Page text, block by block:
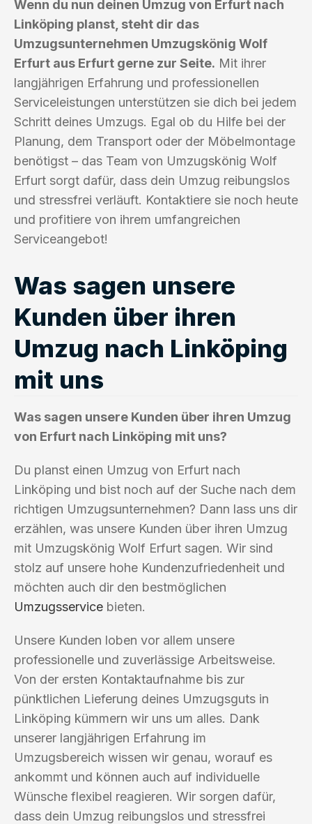
Wenn du nun deinen Umzug von Erfurt nach
Linköping planst, steht dir das
Umzugsunternehmen Umzugskönig Wolf
Erfurt aus Erfurt gerne zur Seite. Mit ihrer
langjährigen Erfahrung und professionellen
Serviceleistungen unterstützen sie dich bei jedem
Schritt deines Umzugs. Egal ob du Hilfe bei der
Planung, dem Transport oder der Möbelmontage
benötigst – das Team von Umzugskönig Wolf
Erfurt sorgt dafür, dass dein Umzug reibungslos
und stressfrei verläuft. Kontaktiere sie noch heute
und profitiere von ihrem umfangreichen
Serviceangebot!
Was sagen unsere
Kunden über ihren
Umzug nach Linköping
mit uns
Was sagen unsere Kunden über ihren Umzug
von Erfurt nach Linköping mit uns?
Du planst einen Umzug von Erfurt nach
Linköping und bist noch auf der Suche nach dem
richtigen Umzugsunternehmen? Dann lass uns dir
erzählen, was unsere Kunden über ihren Umzug
mit Umzugskönig Wolf Erfurt sagen. Wir sind
stolz auf unsere hohe Kundenzufriedenheit und
möchten auch dir den bestmöglichen
Umzugsservice bieten.
Unsere Kunden loben vor allem unsere
professionelle und zuverlässige Arbeitsweise.
Von der ersten Kontaktaufnahme bis zur
pünktlichen Lieferung deines Umzugsguts in
Linköping kümmern wir uns um alles. Dank
unserer langjährigen Erfahrung im
Umzugsbereich wissen wir genau, worauf es
ankommt und können auch auf individuelle
Wünsche flexibel reagieren. Wir sorgen dafür,
dass dein Umzug reibungslos und stressfrei